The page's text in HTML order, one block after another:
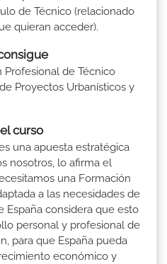
de Técnico (relacionado
quieran acceder).
de Técnico
Proyectos Urbanísticos y
curso
una apuesta estratégica
nosotros, lo afirma el
una Formación
a las necesidades de
España considera que esto
personal y profesional de
para que España pueda
económico y